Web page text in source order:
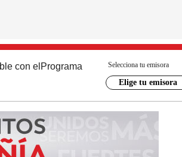
con el Programa Selecciona tu emisora
Elige tu emisora